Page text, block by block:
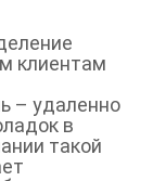
клиентам
– удаленно
в
такой